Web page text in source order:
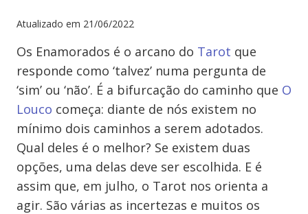
Atualizado em 21/06/2022
Os Enamorados é o arcano do Tarot que
responde como ‘talvez’ numa pergunta de
‘sim’ ou ‘não’. É a bifurcação do caminho que O
Louco começa: diante de nós existem no
mínimo dois caminhos a serem adotados.
Qual deles é o melhor? Se existem duas
opções, uma delas deve ser escolhida. E é
assim que, em julho, o Tarot nos orienta a
agir. São várias as incertezas e muitos os